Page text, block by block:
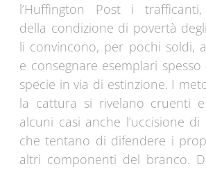
l’Huffington Post i
della condizione di povertà
li convincono, per pochi soldi,
e consegnare esemplari
specie in via di estinzione. I
la cattura si rivelano cruenti
alcuni casi anche l’uccisione
che tentano di difendere i
altri componenti del branco.